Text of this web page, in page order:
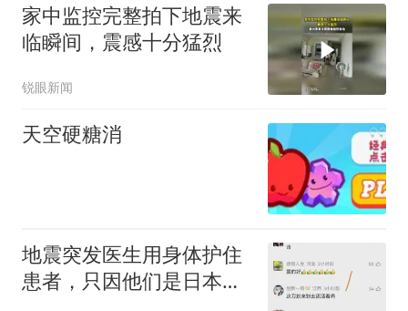
家中监控完整拍下地震来
临瞬间，震感十分猛烈
锐眼新闻
天空硬糖消
地震突发医生用身体护住
患者，只因他们是日本人